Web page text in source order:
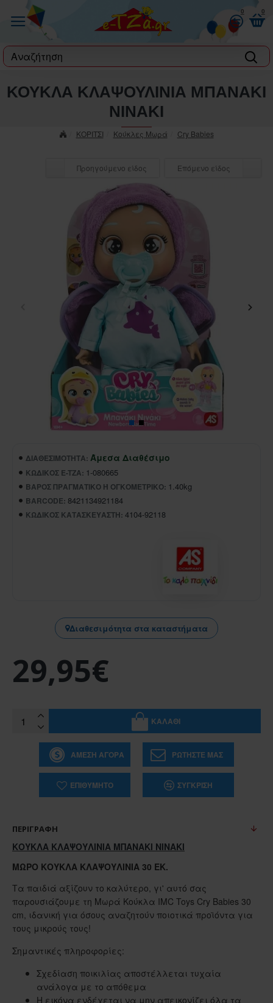
0 0
label
ΚΟΡΙΤΣΙ Κούκλες Μωρά Cry Babies
ΚΟΥΚΛΑ ΚΛΑΨΟΥΛΙΝΙΑ ΜΠΑΝΑΚΙ
ΝΙΝΑΚΙ
Προηγούμενο είδος Επόμενο είδος
ΔΙΑΘΕΣΙΜΌΤΗΤΑ: Άμεσα Διαθέσιμο
ΚΩΔΙΚΌΣ E-TZA: 1-080665
ΒΆΡΟΣ ΠΡΑΓΜΑΤΙΚΌ Ή ΟΓΚΟΜΕΤΡΙΚΌ: 1.40kg
BARCODE: 8421134921184
ΚΩΔΙΚΌΣ ΚΑΤΑΣΚΕΥΑΣΤΉ: 4104-92118
Διαθεσιμότητα στα καταστήματα
29,95€
ΚΑΛΆΘΙ
ΆΜΕΣΗ ΑΓΟΡΆ ΡΩΤΉΣΤΕ ΜΑΣ
ΕΠΙΘΥΜΗΤΌ ΣΎΓΚΡΙΣΗ
ΠΕΡΙΓΡΑΦΉ
ΚΟΥΚΛΑ ΚΛΑΨΟΥΛΙΝΙΑ ΜΠΑΝΑΚΙ ΝΙΝΑΚΙ
ΜΩΡΌ ΚΟΎΚΛΑ ΚΛΑΨΟΥΛΊΝΙΑ 30 ΕΚ.
Τα παιδιά αξίζουν το καλύτερο, γι' αυτό σας
παρουσιάζουμε τη Μωρά Κούκλα IMC Toys Cry Babies 30
cm, ιδανική για όσους αναζητούν ποιοτικά προϊόντα για
τους μικρούς τους!
Σημαντικές πληροφορίες:
Σχεδίαση ποικιλίας αποστέλλεται τυχαία
ανάλογα με το απόθεμα
Η εικόνα ενδέχεται να μην απεικονίζει όλα τα